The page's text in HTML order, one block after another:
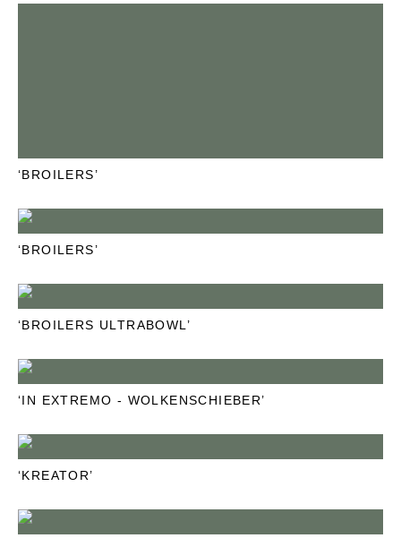
‘BROILERS’
‘BROILERS’
‘BROILERS ULTRABOWL’
‘IN EXTREMO - WOLKENSCHIEBER’
‘KREATOR’